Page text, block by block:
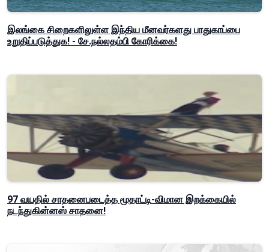
இலங்கை சிறைகளிலுள்ள இந்திய மீனவர்களது பாதுகாப்பை
உறுதிப்படுத்துக! - சே.நல்லதம்பி கோரிக்கை!
97 வயதில் சாதனைபடைத்த மூதாட்டி-விமான இறக்கையில்
நடந்துகின்னஸ் சாதனை!